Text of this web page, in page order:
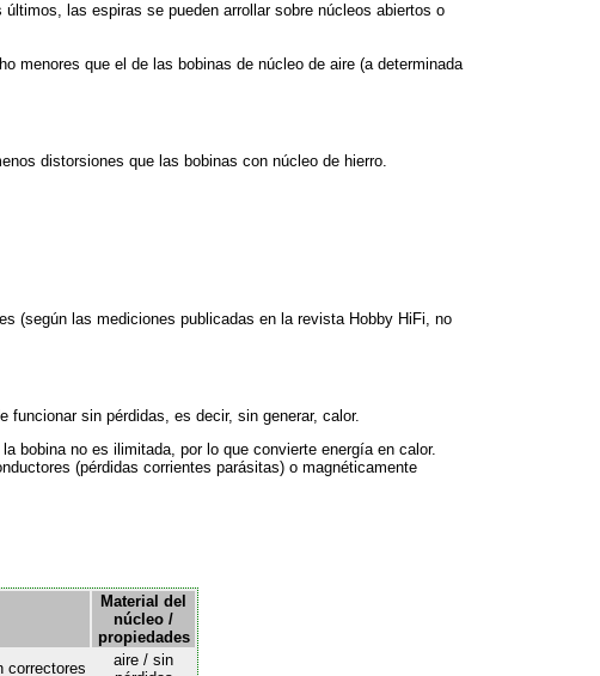
las espiras se pueden arrollar sobre núcleos abiertos o
menores que el de las bobinas de núcleo de aire (a determinada
distorsiones que las bobinas con núcleo de hierro.
(según las mediciones publicadas en la revista Hobby HiFi, no
sin pérdidas, es decir, sin generar, calor.
bobina no es ilimitada, por lo que convierte energía en calor.
(pérdidas corrientes parásitas) o magnéticamente
Material del
núcleo /
propiedades
correctores
aire / sin